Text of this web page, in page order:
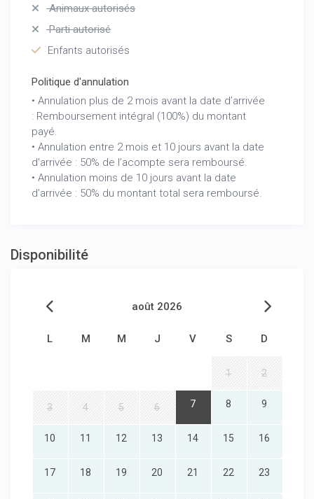
Cette villa est l’endroit parfait pour des vacances
relaxantes et luxueuses en Espagne. Réservez
dès maintenant et laissez-vous séduire par le
Animaux autorisés
Parti autorisé
Enfants autorisés
Politique d'annulation
• Annulation plus de 2 mois avant la date d’arrivée
: Remboursement intégral (100%) du montant
payé.
• Annulation entre 2 mois et 10 jours avant la date
d’arrivée : 50% de l’acompte sera remboursé.
• Annulation moins de 10 jours avant la date
d’arrivée : 50% du montant total sera remboursé.
Disponibilité
août 2026
L M M J V S D
1 2
3 4 5 6 7 8 9
10 11 12 13 14 15 16
17 18 19 20 21 22 23